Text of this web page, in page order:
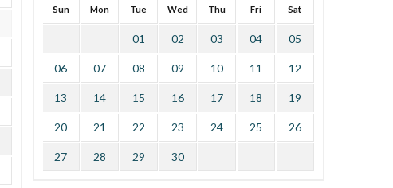
Sun Mon Tue Wed Thu Fri Sat
01 02 03 04 05
06 07 08 09 10 11 12
13 14 15 16 17 18 19
20 21 22 23 24 25 26
27 28 29 30